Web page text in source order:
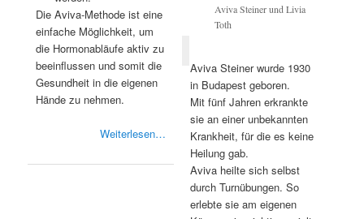
Die Aviva-Methode ist eine
einfache Möglichkeit, um
die Hormonabläufe aktiv zu
beeinflussen und somit die
Gesundheit in die eigenen
Hände zu nehmen.
Weiterlesen…
Aviva Steiner und Livia
Toth
Aviva Steiner wurde 1930
in Budapest geboren.
Mit fünf Jahren erkrankte
sie an einer unbekannten
Krankheit, für die es keine
Heilung gab.
Aviva heilte sich selbst
durch Turnübungen. So
erlebte sie am eigenen